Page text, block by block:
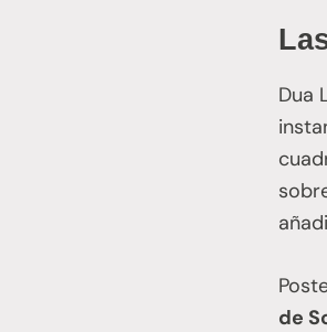
Dua
de